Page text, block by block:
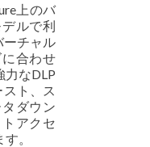
上のバ
ルで利
ーチャル
合わせ
力なDLP
ト、ス
ダウン
アクセ
。